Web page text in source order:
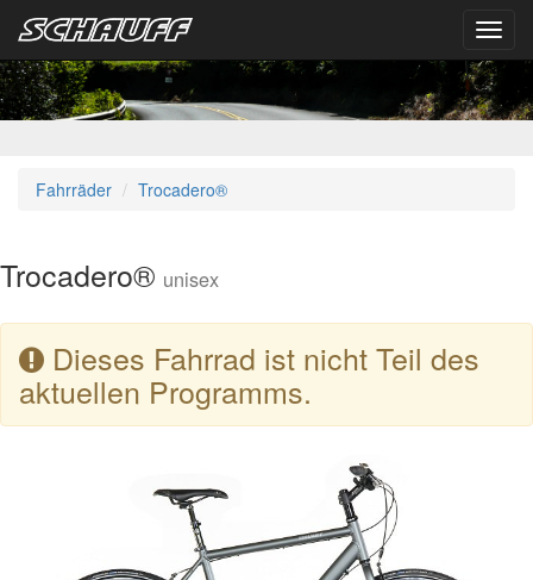
Fahrräder Trocadero®
Trocadero® unisex
Dieses Fahrrad ist nicht Teil des
aktuellen Programms.